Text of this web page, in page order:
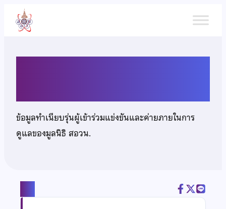
เนื้อหา
ข้อมูลทำเนียบรุ่นผู้เข้าร่วมแข่งขันและค่ายภายในการ
ดูแลของมูลนิธิ สอวน.